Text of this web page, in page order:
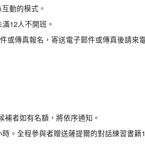
動的模式。
12人不開班。
或傳真報名，寄送電子郵件或傳真後請來
者如有名額，將依序通知。
。全程參與者贈送薩提爾的對話練習書籍